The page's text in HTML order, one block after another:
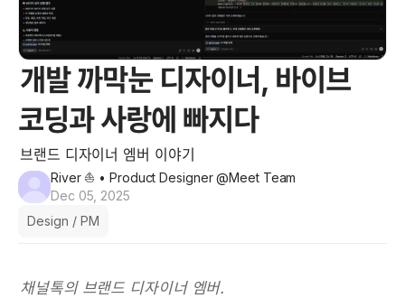
개발 까막눈 디자이너, 바이브
코딩과 사랑에 빠지다
브랜드 디자이너 엠버 이야기
River ⛵️ • Product Designer @Meet Team
Dec 05, 2025
Design / PM
채널톡의 브랜드 디자이너 엠버.